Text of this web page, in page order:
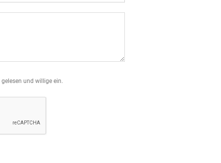
gelesen und willige ein.